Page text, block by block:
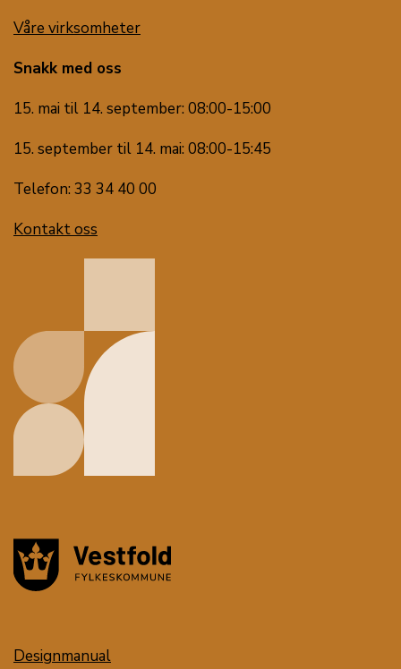
Våre virksomheter
Snakk med oss
15. mai til 14. september: 08:00-15:00
15. september til 14. mai: 08:00-15:45
Telefon: 33 34 40 00
Kontakt oss
Designmanual